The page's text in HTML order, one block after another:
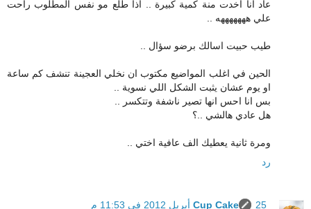
عاد انا اخدت منة كمية كبيرة .. اذا طلع مو نفس المطلوب راحت
علي هههههههه ..
طيب حبيت اسالك برضو سؤال ..
الحين في اغلب المواضيع مكتوب ان نخلي العجينة تنشف كم ساعة
او يوم عشان يثبت الشكل اللي نسوية ..
بس انا احس انها تصير ناشفة وتتكسر ..
هل عادي هالشي ..؟
ومرة ثانية يعطيك الف عافية اختي ..
رد
Cup Cake
25 أبريل 2012 في 11:53 م